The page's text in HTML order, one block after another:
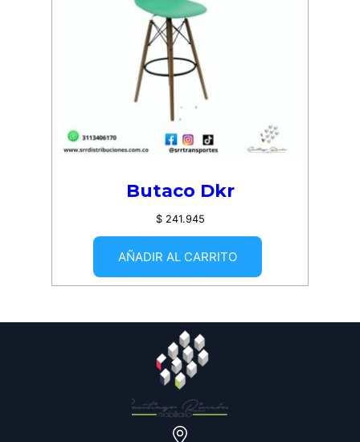
Butaco Dkr
$241.945
AÑADIR AL CARRITO